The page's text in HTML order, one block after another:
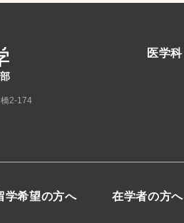
2-174
医学科
学希望の方へ 在学者の方へ